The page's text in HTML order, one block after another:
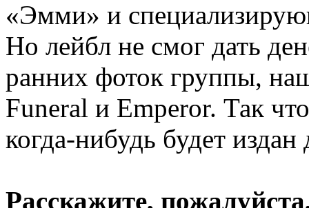
«Эмми» и
Но лейбл не смог дать
ранних фоток группы,
Funeral и Emperor. Так
когда-нибудь будет
Расскажите,